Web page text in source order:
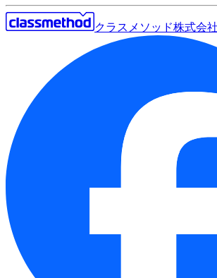
クラスメソッド株式会社